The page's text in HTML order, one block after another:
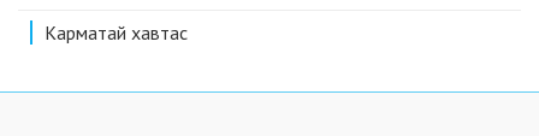
Карматай хавтас